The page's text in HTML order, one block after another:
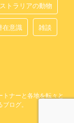
トラリアの動物
在意識 雑談
ナーと各地を転々と
ログ。